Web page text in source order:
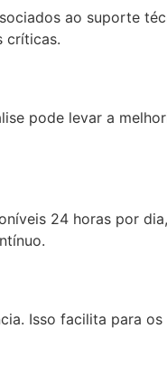
ao suporte
críticas.
pode levar a
24 horas por
Isso facilita para